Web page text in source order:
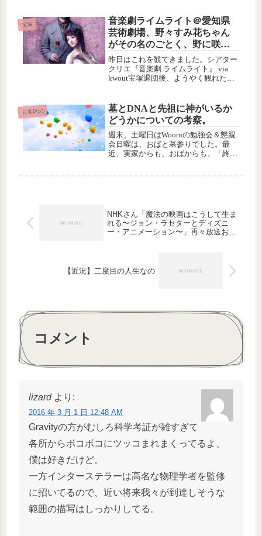
い、さて里親捜しのために写真を撮ろ
うか…と思ったら、ほかの家族がみ
ん...
宝塚
音楽劇ライムライト＠愛知県
芸術劇場、野々すみ花ちゃん
がその名のごとく、野に咲く
一輪の花のよう
昨日はこれを観てきました。シアター
クリエ『音楽劇 ライムライト』 via
kwout宝塚退団後、ようやく観れた
なんどもあるのですが、う、美しい！
日常雑記
墓とDNAと先祖に神がいるか
どうかについての考察。
週末、土曜日はWooruの勉強会＆懇親
会日曜は、おばと墓参りでした。最
近、実家からも、おばからも、「終活
NHKさん「魔法の映画はこうして生ま
れる〜ジョン・ラセターとディズニ
ー・アニメーション〜」再々放送お願
【近況】二度目の人生なの
コメント
lizard より:
2016 年 3 月 1 日 12:48 AM
Gravityの方がむしろ科学考証が雑すぎて
各所からボコボコにツッコまれまくってるよ、
僕は好きだけど。
一方インターステラーは高名な物理学者を監修
に招いてるので、近い将来我々が到達しそうな
範囲の描写はしっかりしてる。